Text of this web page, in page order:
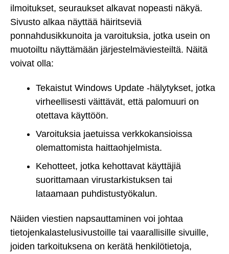
ilmoitukset, seuraukset alkavat nopeasti näkyä.
Sivusto alkaa näyttää häiritseviä
ponnahdusikkunoita ja varoituksia, jotka usein on
muotoiltu näyttämään järjestelmäviesteiltä. Näitä
voivat olla:
Tekaistut Windows Update -hälytykset, jotka
virheellisesti väittävät, että palomuuri on
otettava käyttöön.
Varoituksia jaetuissa verkkokansioissa
olemattomista haittaohjelmista.
Kehotteet, jotka kehottavat käyttäjiä
suorittamaan virustarkistuksen tai
lataamaan puhdistustyökalun.
Näiden viestien napsauttaminen voi johtaa
tietojenkalastelusivustoille tai vaarallisille sivuille,
joiden tarkoituksena on kerätä henkilötietoja,